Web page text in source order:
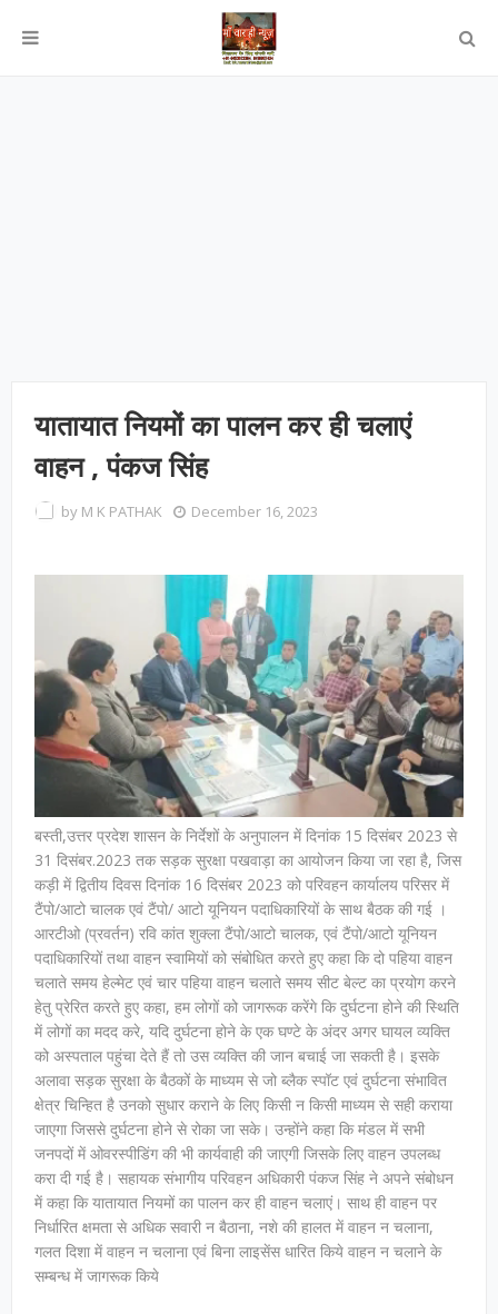
यातायात नियमों का पालन कर ही चलाएं
वाहन , पंकज सिंह
by M K PATHAK December 16, 2023
बस्ती,उत्तर प्रदेश शासन के निर्देशों के अनुपालन में दिनांक 15 दिसंबर 2023 से
31 दिसंबर.2023 तक सड़क सुरक्षा पखवाड़ा का आयोजन किया जा रहा है, जिस
कड़ी में द्वितीय दिवस दिनांक 16 दिसंबर 2023 को परिवहन कार्यालय परिसर में
टैंपो/आटो चालक एवं टैंपो/ आटो यूनियन पदाधिकारियों के साथ बैठक की गई ।
आरटीओ (प्रवर्तन) रवि कांत शुक्ला टैंपो/आटो चालक, एवं टैंपो/आटो यूनियन
पदाधिकारियों तथा वाहन स्वामियों को संबोधित करते हुए कहा कि दो पहिया वाहन
चलाते समय हेल्मेट एवं चार पहिया वाहन चलाते समय सीट बेल्ट का प्रयोग करने
हेतु प्रेरित करते हुए कहा, हम लोगों को जागरूक करेंगे कि दुर्घटना होने की स्थिति
में लोगों का मदद करे, यदि दुर्घटना होने के एक घण्टे के अंदर अगर घायल व्यक्ति
को अस्पताल पहुंचा देते हैं तो उस व्यक्ति की जान बचाई जा सकती है। इसके
अलावा सड़क सुरक्षा के बैठकों के माध्यम से जो ब्लैक स्पॉट एवं दुर्घटना संभावित
क्षेत्र चिन्हित है उनको सुधार कराने के लिए किसी न किसी माध्यम से सही कराया
जाएगा जिससे दुर्घटना होने से रोका जा सके। उन्होंने कहा कि मंडल में सभी
जनपदों में ओवरस्पीडिंग की भी कार्यवाही की जाएगी जिसके लिए वाहन उपलब्ध
करा दी गई है। सहायक संभागीय परिवहन अधिकारी पंकज सिंह ने अपने संबोधन
में कहा कि यातायात नियमों का पालन कर ही वाहन चलाएं। साथ ही वाहन पर
निर्धारित क्षमता से अधिक सवारी न बैठाना, नशे की हालत में वाहन न चलाना,
गलत दिशा में वाहन न चलाना एवं बिना लाइसेंस धारित किये वाहन न चलाने के
सम्बन्ध में जागरूक किये